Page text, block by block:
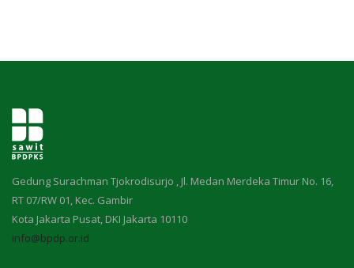
Gedung Surachman Tjokrodisurjo , Jl. Medan Merdeka Timur No. 16,
RT 07/RW 01, Kec. Gambir
Kota Jakarta Pusat, DKI Jakarta 10110
info@bpdp.or.id